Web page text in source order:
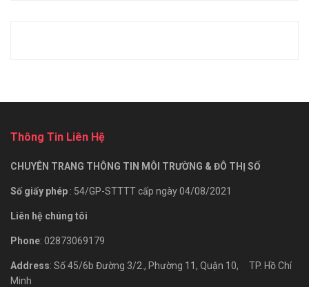
Thông Tin Liên Hệ
CHUYÊN TRANG THÔNG TIN MÔI TRƯỜNG & ĐÔ THỊ SỐ
Số giấy phép : 54/GP-STTTT cấp ngày 04/08/2021
Liên hệ chúng tôi
Phone: 02873069179
Address: Số 45/6b Đường 3/2., Phường 11, Quận 10, TP. Hồ Chí
Minh